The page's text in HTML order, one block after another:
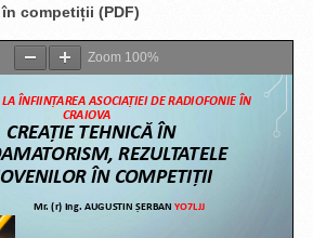
în competiții (PDF)
Zoom 100%